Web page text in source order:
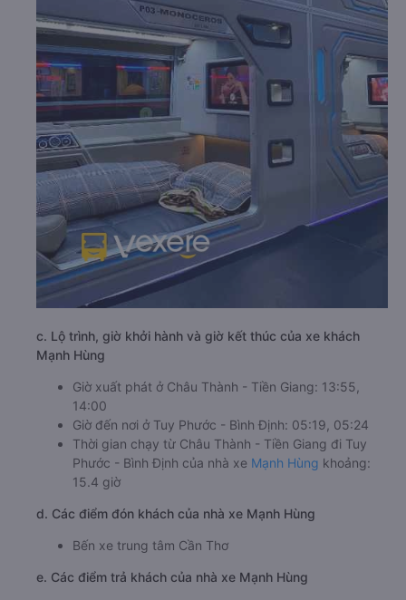
c. Lộ trình, giờ khởi hành và giờ kết thúc của xe khách
Mạnh Hùng
Giờ xuất phát ở Châu Thành - Tiền Giang: 13:55,
14:00
Giờ đến nơi ở Tuy Phước - Bình Định: 05:19, 05:24
Thời gian chạy từ Châu Thành - Tiền Giang đi Tuy
Phước - Bình Định của nhà xe Mạnh Hùng khoảng:
15.4 giờ
d. Các điểm đón khách của nhà xe Mạnh Hùng
Bến xe trung tâm Cần Thơ
e. Các điểm trả khách của nhà xe Mạnh Hùng